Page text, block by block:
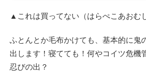
▲これは買ってない（はらぺこあおむ
ふとんとか毛布かけても、基本的に鬼
出します！寝てても！何やコイツ危機
忍びの出？